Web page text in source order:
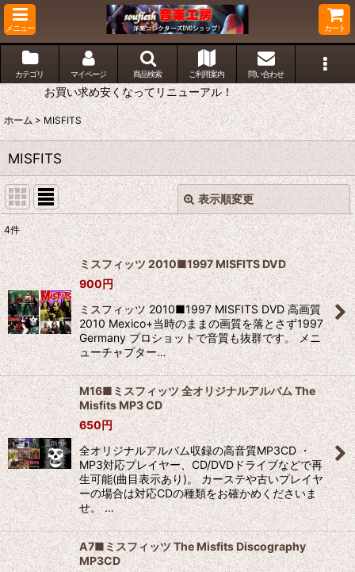
メニュー カート
カテゴリ マイページ 商品検索 ご利用案内 問い合わせ
お買い求め安くなってリニューアル！
ホーム > MISFITS
MISFITS
表示順変更
表示数:
並び順:
絞り込む
閉じる
4件
ミスフィッツ 2010■1997 MISFITS DVD
900円
ミスフィッツ 2010■1997 MISFITS DVD 高画質
2010 Mexico+当時のままの画質を落とさず1997
Germany プロショットで音質も抜群です。 メニ
ューチャプター…
M16■ミスフィッツ 全オリジナルアルバム The
Misfits MP3 CD
650円
全オリジナルアルバム収録の高音質MP3CD ・
MP3対応プレイヤー、CD/DVDドライブなどで再
生可能(曲目表示あり)。 カーステや古いプレイヤ
ーの場合は対応CDの種類をお確かめくださいま
せ。 …
A7■ミスフィッツ The Misfits Discography
MP3CD